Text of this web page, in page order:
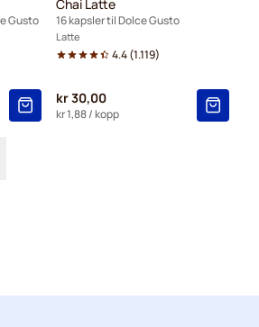
Gusto
Chai Latte
16 kapsler til Dolce Gusto
Latte
4.4(1.119)
kr 30,00
kr 1,88/ kopp